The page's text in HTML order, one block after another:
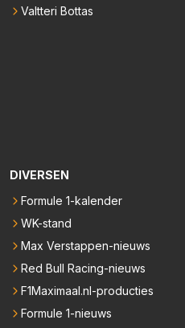
Valtteri Bottas
DIVERSEN
Formule 1-kalender
WK-stand
Max Verstappen-nieuws
Red Bull Racing-nieuws
F1Maximaal.nl-producties
Formule 1-nieuws